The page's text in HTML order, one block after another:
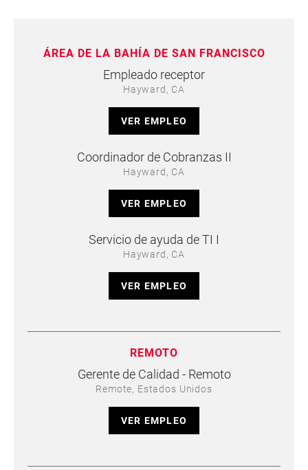
ÁREA DE LA BAHÍA DE SAN FRANCISCO
Empleado receptor
Hayward, CA
VER EMPLEO
Coordinador de Cobranzas II
Hayward, CA
VER EMPLEO
Servicio de ayuda de TI I
Hayward, CA
VER EMPLEO
REMOTO
Gerente de Calidad - Remoto
Remote, Estados Unidos
VER EMPLEO